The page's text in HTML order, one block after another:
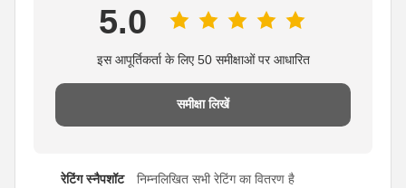
5.0
इस आपूर्तिकर्ता के लिए 50 समीक्षाओं पर आधारित
समीक्षा लिखें
रेटिंग स्नैपशॉट निम्नलिखित सभी रेटिंग का वितरण है